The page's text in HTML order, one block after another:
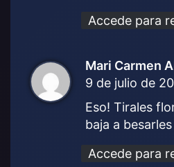
Accede para
Mari Carmen
9 de julio de
Eso! Tirales
baja a
Accede para